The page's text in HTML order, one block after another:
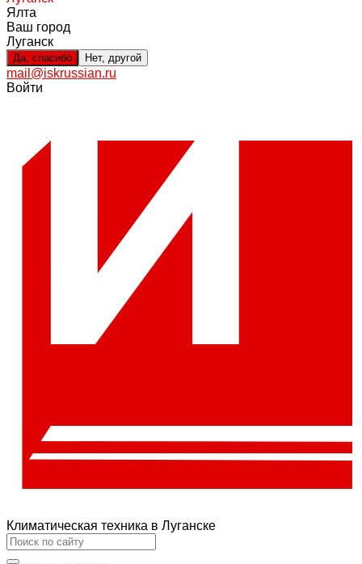
Ялта
Ваш город
Луганск
Да, спасибо Нет, другой
mail@iskrussian.ru
Войти
Климатическая техника в Луганске